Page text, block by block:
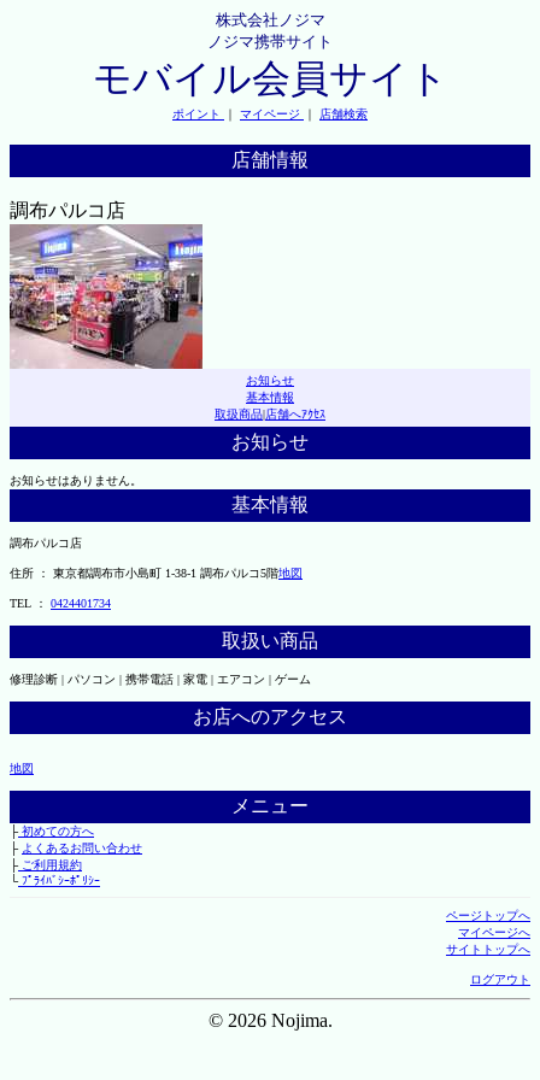
株式会社ノジマ
ノジマ携帯サイト
モバイル会員サイト
ポイント ｜ マイページ ｜ 店舗検索
店舗情報
調布パルコ店
お知らせ
基本情報
取扱商品|店舗へｱｸｾｽ
お知らせ
お知らせはありません。
基本情報
調布パルコ店
住所 ： 東京都調布市小島町 1-38-1 調布パルコ5階地図
TEL ： 0424401734
取扱い商品
修理診断 | パソコン | 携帯電話 | 家電 | エアコン | ゲーム
お店へのアクセス
地図
メニュー
├初めての方へ
├ よくあるお問い合わせ
├ご利用規約
└ﾌﾟﾗｲﾊﾞｼｰﾎﾟﾘｼｰ
ページトップへ
マイページへ
サイトトップへ
ログアウト
© 2026 Nojima.